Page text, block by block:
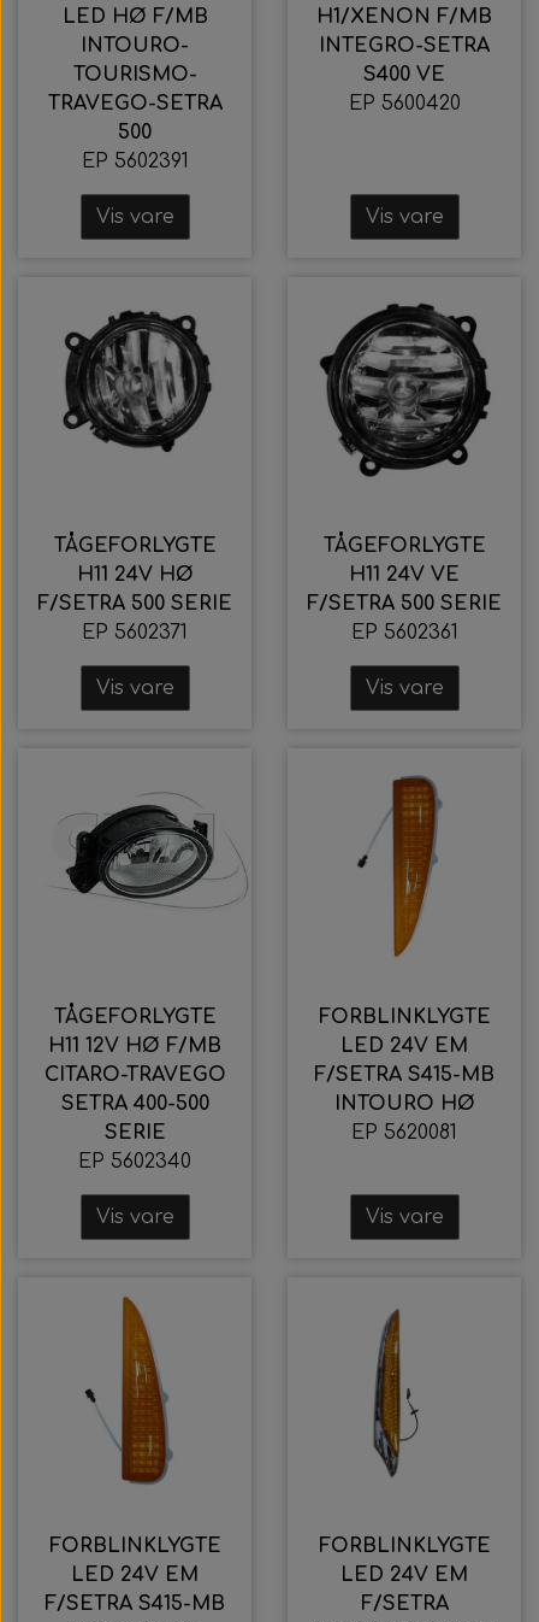
LED HØ F/MB
INTOURO-
TOURISMO-
TRAVEGO-SETRA
500
EP 5602391
Vis vare
H1/XENON F/MB
INTEGRO-SETRA
S400 VE
EP 5600420
Vis vare
TÅGEFORLYGTE
H11 24V HØ
F/SETRA 500 SERIE
EP 5602371
Vis vare
TÅGEFORLYGTE
H11 24V VE
F/SETRA 500 SERIE
EP 5602361
Vis vare
TÅGEFORLYGTE
H11 12V HØ F/MB
CITARO-TRAVEGO
SETRA 400-500
SERIE
EP 5602340
Vis vare
FORBLINKLYGTE
LED 24V EM
F/SETRA S415-MB
INTOURO HØ
EP 5620081
Vis vare
FORBLINKLYGTE
LED 24V EM
F/SETRA S415-MB
FORBLINKLYGTE
LED 24V EM
F/SETRA